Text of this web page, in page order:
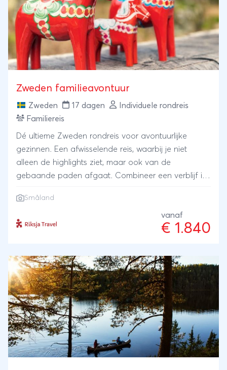
alles is dichtbij. Beschrijving Alle hotelkamers (25m2)
beschikken over een tweepersoonsbed of twee 1-
persoonsbedden. De nieuwe, moderne en
comfortabele kamers, hebben een zitje bestaande
uit twee stoelen en tafel. Verder een grote,
douche en toilet en in de hal een droogkast voor
skikleding. In de skiberging heeft elke kamer een
eigen ski-locker voor de uitrusting. Draadloos
internet is gratis te gebruiken. De hotelkamers zijn
geschikt voor maximaal 2-personen. Zijn er meer
deelnemers, kies dan voor één van de
appartementen van Skistar Lodge Hundfjallet. Op
locker voor de uitrusting.
Zweden familieavontuur
Zweden 17 dagen
Individuele rondreis
Familiereis
Dé ultieme Zweden rondreis voor avontuurlijke
gezinnen. Een afwisselende reis, waarbij je niet
alleen de highlights ziet, maar ook van de
gebaande paden afgaat. Combineer een verblijf in
hotels in hippe Scandinavische steden en ga
eventueel een nachtje wildkamperen tijdens een
tweedaagse kanotocht. Naast het verblijf, zijn er
een tokkelavontuur in de bossen van Småland. Een
actieve reis, waarbij ook genoeg ruimte is voor
ontspanning.
Småland
vanaf
€ 1.840